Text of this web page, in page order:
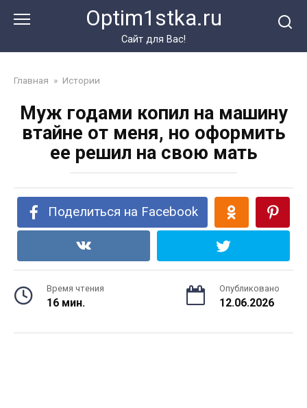
Optim1stka.ru
Сайт для Вас!
Главная » Истории
Муж годами копил на машину
втайне от меня, но оформить
ее решил на свою мать
Поделиться на Facebook
Время чтения
16 мин.
Опубликовано
12.06.2026